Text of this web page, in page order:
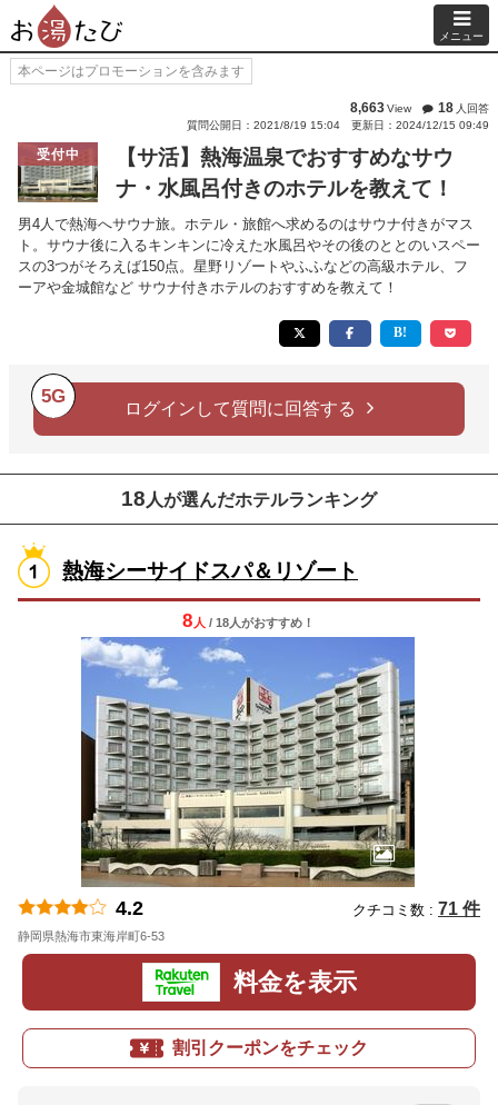
メニュー
本ページはプロモーションを含みます
8,663View 18 人回答
質問公開日：2021/8/19 15:04
更新日：2024/12/15 09:49
受付中
【サ活】熱海温泉でおすすめなサウ
ナ・水風呂付きのホテルを教えて！
男4人で熱海へサウナ旅。ホテル・旅館へ求めるのはサウナ付きがマス
ト。サウナ後に入るキンキンに冷えた水風呂やその後のととのいスペー
スの3つがそろえば150点。星野リゾートやふふなどの高級ホテル、フ
ーアや金城館など サウナ付きホテルのおすすめを教えて！
5G
ログインして質問に回答する
18 人が選んだホテルランキング
熱海シーサイドスパ＆リゾート
8 人 / 18人がおすすめ！
4.2 クチコミ数 : 71 件
静岡県熱海市東海岸町6-53
料金を表示
割引クーポンをチェック